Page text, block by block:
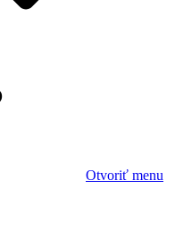
Otvoriť menu